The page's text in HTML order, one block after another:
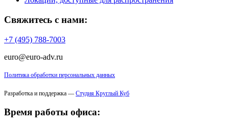
Свяжитесь с нами:
+7 (495) 788-7003
euro@euro-adv.ru
Политика обработки персональных данных
Разработка и поддержка — Студия Круглый Куб
Время работы офиса: